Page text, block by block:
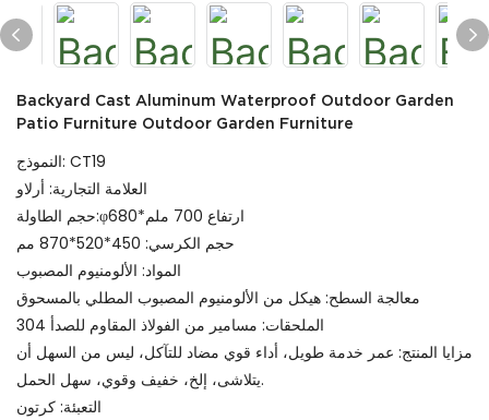
Backyard Cast Aluminum Waterproof Outdoor Garden
Patio Furniture Outdoor Garden Furniture
النموذج: CT19
العلامة التجارية: أرلاو
حجم الطاولة:φ680*ارتفاع 700 ملم
حجم الكرسي: 450*520*870 مم
المواد: الألومنيوم المصبوب
معالجة السطح: هيكل من الألومنيوم المصبوب المطلي بالمسحوق
الملحقات: مسامير من الفولاذ المقاوم للصدأ 304
مزايا المنتج: عمر خدمة طويل، أداء قوي مضاد للتآكل، ليس من السهل أن
يتلاشى، إلخ، خفيف وقوي، سهل الحمل.
التعبئة: كرتون